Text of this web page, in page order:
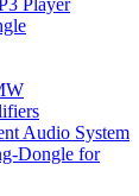
Player
Audio System
Dongle for